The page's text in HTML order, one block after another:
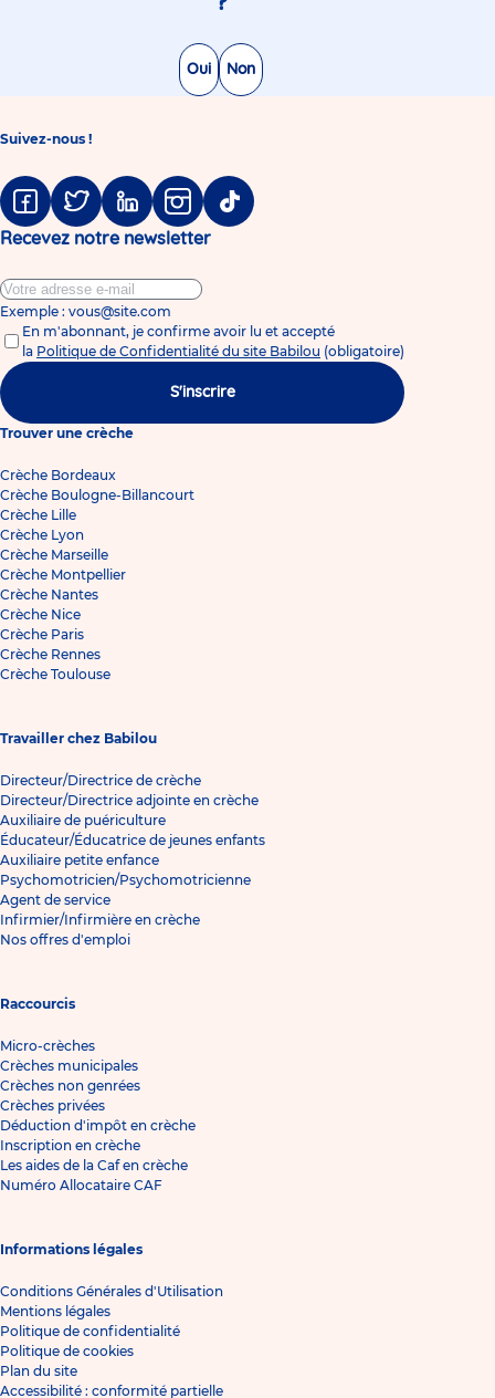
Non
Oui
Suivez-nous !
Facebook
TwitterLinkedinInstagram
Tiktok
Recevez notre newsletter
Exemple : vous@site.com
En m'abonnant, je confirme avoir lu et accepté
la Politique de Confidentialité du site Babilou (obligatoire)
S'inscrire
Trouver une crèche
Crèche Bordeaux
Crèche Boulogne-Billancourt
Crèche Lille
Crèche Lyon
Crèche Marseille
Crèche Montpellier
Crèche Nantes
Crèche Nice
Crèche Paris
Crèche Rennes
Crèche Toulouse
Travailler chez Babilou
Directeur/Directrice de crèche
Directeur/Directrice adjointe en crèche
Auxiliaire de puériculture
Éducateur/Éducatrice de jeunes enfants
Auxiliaire petite enfance
Psychomotricien/Psychomotricienne
Agent de service
Infirmier/Infirmière en crèche
Nos offres d'emploi
Raccourcis
Micro-crèches
Crèches municipales
Crèches non genrées
Crèches privées
Déduction d'impôt en crèche
Inscription en crèche
Les aides de la Caf en crèche
Numéro Allocataire CAF
Informations légales
Conditions Générales d'Utilisation
Mentions légales
Politique de confidentialité
Politique de cookies
Plan du site
Accessibilité : conformité partielle